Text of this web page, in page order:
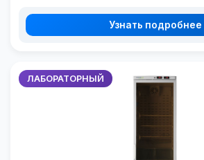
Узнать подробнее
ЛАБОРАТОРНЫЙ